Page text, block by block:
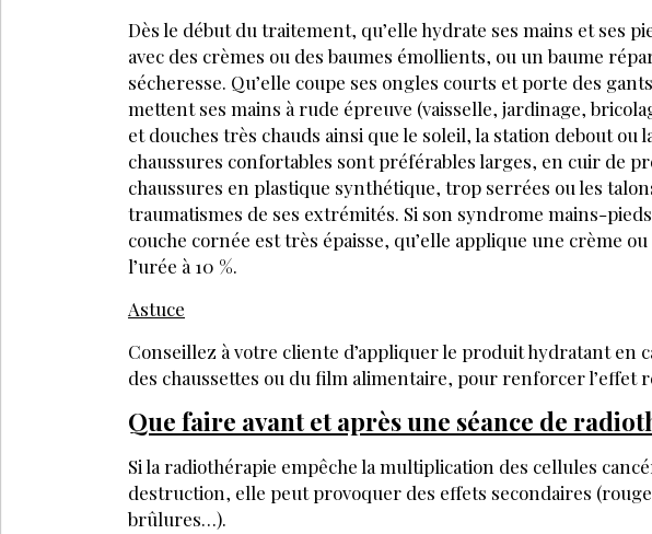
Dès le début du traitement, qu’elle hydrate ses mains et ses
avec des crèmes ou des baumes émollients, ou un baume
sécheresse. Qu’elle coupe ses ongles courts et porte des
mettent ses mains à rude épreuve (vaisselle, jardinage,
et douches très chauds ainsi que le soleil, la station debout ou
chaussures confortables sont préférables larges, en cuir de
chaussures en plastique synthétique, trop serrées ou les
traumatismes de ses extrémités. Si son syndrome mains-
couche cornée est très épaisse, qu’elle applique une crème
l’urée à 10 %.
Astuce
Conseillez à votre cliente d’appliquer le produit hydratant en
des chaussettes ou du film alimentaire, pour renforcer l’effet
Que faire avant et après une séance de
Si la radiothérapie empêche la multiplication des cellules
destruction, elle peut provoquer des effets secondaires
brûlures…).